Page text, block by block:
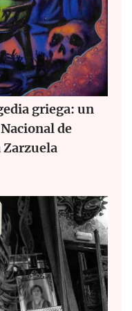
griega: un
de
Zarzuela